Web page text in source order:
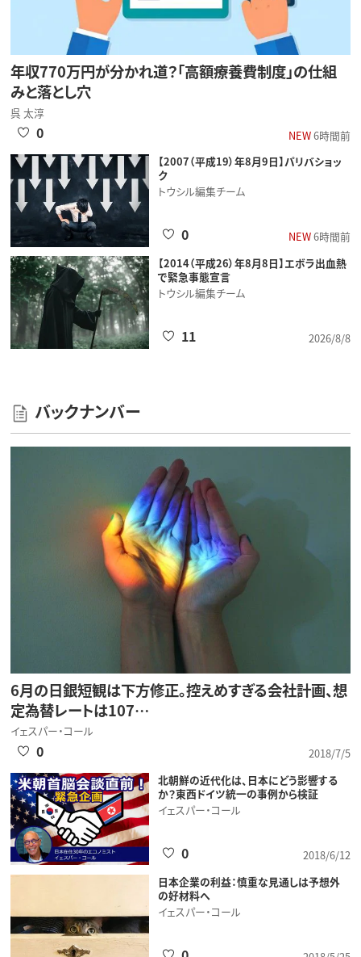
年収770万円が分かれ道？「高額療養費制度」の仕組
みと落とし穴
呉 太淳
NEW6時間前
0
【2007（平成19）年8月9日】パリバショッ
ク
トウシル編集チーム
NEW6時間前
0
【2014（平成26）年8月8日】エボラ出血熱
で緊急事態宣言
トウシル編集チーム
2026/8/8
11
バックナンバー
6月の日銀短観は下方修正。控えめすぎる会社計画、想
定為替レートは107…
イェスパー・コール
2018/7/5
0
北朝鮮の近代化は、日本にどう影響する
か？東西ドイツ統一の事例から検証
イェスパー・コール
2018/6/12
0
日本企業の利益：慎重な見通しは予想外
の好材料へ
イェスパー・コール